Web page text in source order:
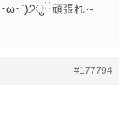
ω･`)੭ु⁾⁾頑張れ～
#177794